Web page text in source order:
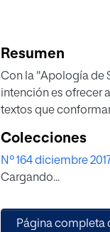
Resumen
Con la "Apología de
intención es ofrecer
textos que
Colecciones
Nº 164 diciembre
Cargando...
Página completa